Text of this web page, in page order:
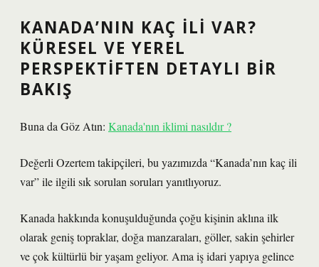
KANADA’NIN KAÇ ILI VAR?
KÜRESEL VE YEREL
PERSPEKTIFTEN DETAYLI BIR
BAKIŞ
Buna da Göz Atın: Kanada'nın iklimi nasıldır ?
Değerli Ozertem takipçileri, bu yazımızda “Kanada’nın kaç ili
var” ile ilgili sık sorulan soruları yanıtlıyoruz.
Kanada hakkında konuşulduğunda çoğu kişinin aklına ilk
olarak geniş topraklar, doğa manzaraları, göller, sakin şehirler
ve çok kültürlü bir yaşam geliyor. Ama iş idari yapıya gelince